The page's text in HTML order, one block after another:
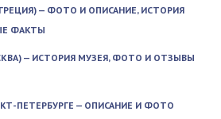
— ФОТО И ОПИСАНИЕ, ИСТОРИЯ
ФАКТЫ
— ИСТОРИЯ МУЗЕЯ, ФОТО И ОТЗЫВЫ
ПЕТЕРБУРГЕ — ОПИСАНИЕ И ФОТО